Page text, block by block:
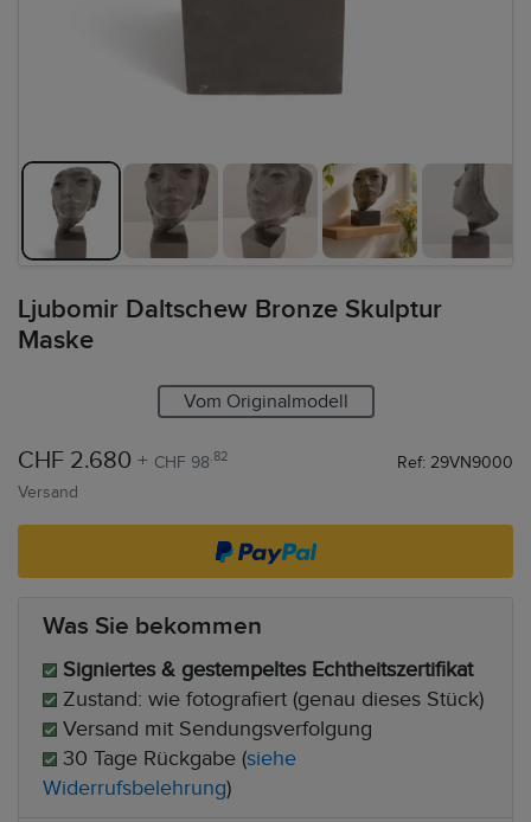
Ljubomir Daltschew Bronze Skulptur
Maske
Vom Originalmodell
CHF 2.680 + CHF 98.82
Versand
Ref: 29VN9000
Was Sie bekommen
Signiertes & gestempeltes Echtheitszertifikat
Zustand: wie fotografiert (genau dieses Stück)
Versand mit Sendungsverfolgung
30 Tage Rückgabe (siehe
Widerrufsbelehrung)